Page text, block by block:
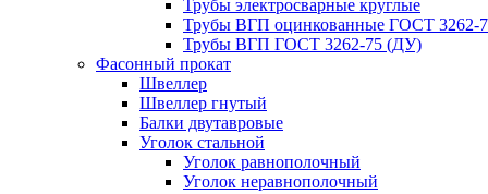
Трубы электросварные круглые
Трубы ВГП оцинкованные ГОСТ 3262-
Трубы ВГП ГОСТ 3262-75 (ДУ)
Фасонный прокат
Швеллер
Швеллер гнутый
Балки двутавровые
Уголок стальной
Уголок равнополочный
Уголок неравнополочный